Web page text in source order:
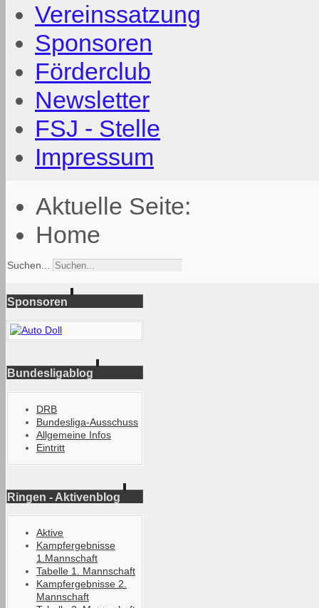
Vereinssatzung
Sponsoren
Förderclub
Newsletter
FSJ - Stelle
Impressum
Aktuelle Seite:
Home
Suchen...
Sponsoren
Bundesligablog
DRB
Bundesliga-Ausschuss
Allgemeine Infos
Eintritt
Ringen - Aktivenblog
Aktive
Kampfergebnisse
1.Mannschaft
Tabelle 1. Mannschaft
Kampfergebnisse 2.
Mannschaft